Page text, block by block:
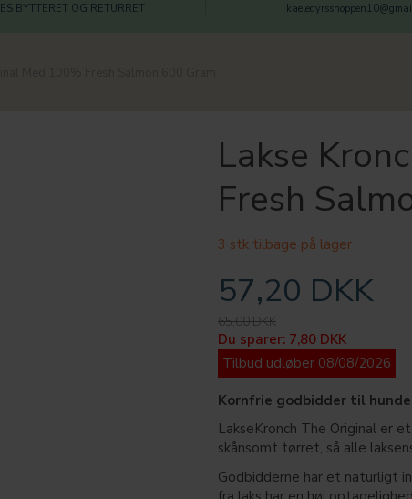
BYTTERET OG RETURRET
Lakse
Fresh
3 stk tilbage på lager
57,20 DKK
65,00 DKK
Du sparer: 7,80 DKK
Tilbud udløber 08/08/2026
Kornfrie godbidder til
LakseKronch The Original er
skånsomt tørret, så alle
Godbidderne har et naturligt